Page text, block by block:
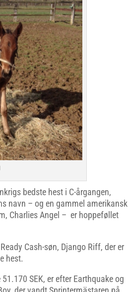
bedste hest i C-årgangen,
navn – og en gammel amerikansk
Charlies Angel – er hoppeføllet
Cash-søn, Django Riff, der er
hest.
SEK, er efter Earthquake og